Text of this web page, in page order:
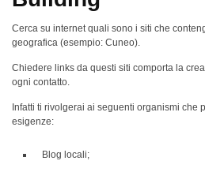
Cerca su internet quali sono i siti che
geografica (esempio: Cuneo).
Chiedere links da questi siti comporta la
ogni contatto.
Infatti ti rivolgerai ai seguenti organismi che
esigenze:
Blog locali;